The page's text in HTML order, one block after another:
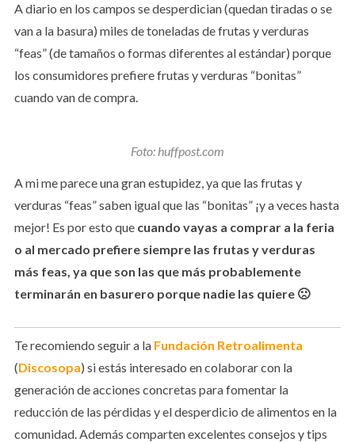
A diario en los campos se desperdician (quedan tiradas o se
van a la basura) miles de toneladas de frutas y verduras
“feas” (de tamaños o formas diferentes al estándar) porque
los consumidores prefiere frutas y verduras “bonitas”
cuando van de compra.
Foto: huffpost.com
A mi me parece una gran estupidez, ya que las frutas y
verduras “feas” saben igual que las “bonitas” ¡y a veces hasta
mejor! Es por esto que cuando vayas a comprar a la feria
o al mercado prefiere siempre las frutas y verduras
más feas, ya que son las que más probablemente
terminarán en basurero porque nadie las quiere 🙁
Te recomiendo seguir a la Fundación Retroalimenta
(Discosopa) si estás interesado en colaborar con la
generación de acciones concretas para fomentar la
reducción de las pérdidas y el desperdicio de alimentos en la
comunidad. Además comparten excelentes consejos y tips